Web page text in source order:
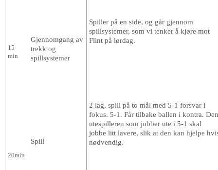
15
min
20min
Gjennomgang av
trekk og
spillsystemer
Spill
Spiller på en side, og går gjennom
spillsystemer, som vi tenker å kjøre mot
Flint på lørdag.
2 lag, spill på to mål med 5-1 forsvar i
fokus. 5-1. Får tilbake ballen i kontra.
utespilleren som jobber ute i 5-1 skal
jobbe litt lavere, slik at den kan hjelpe
nødvendig.